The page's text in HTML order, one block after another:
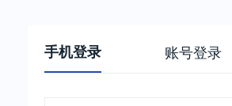
手机登录 账号登录